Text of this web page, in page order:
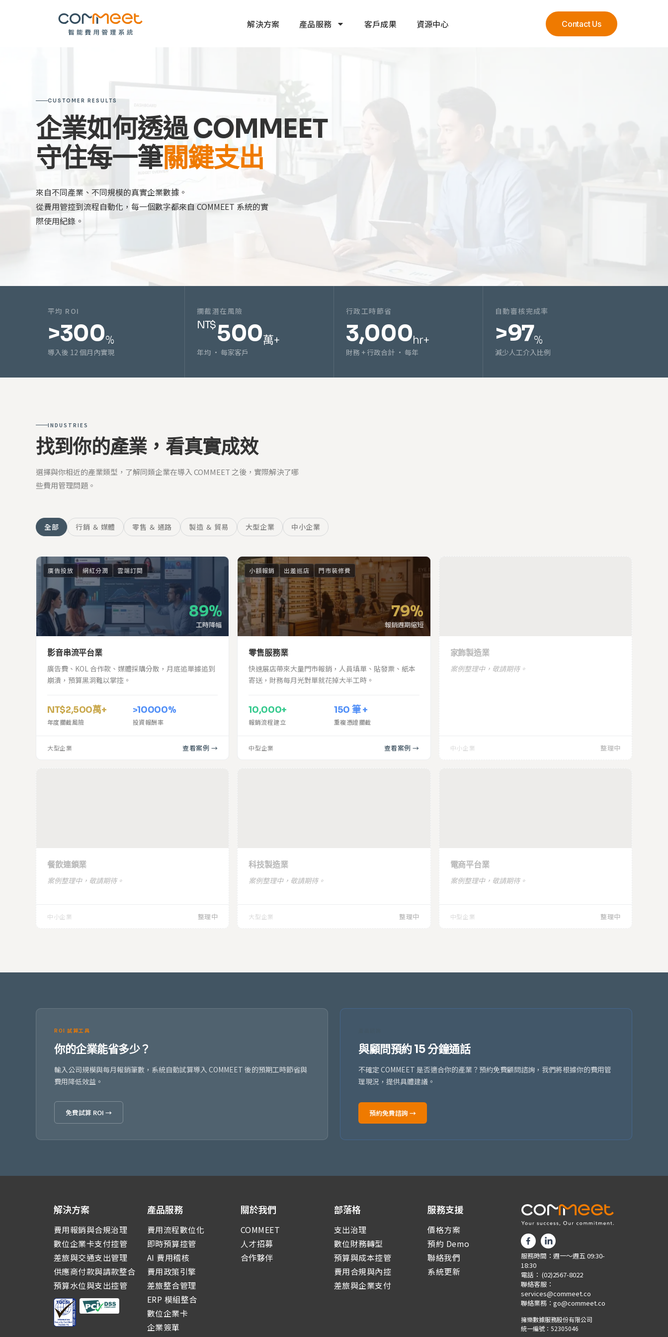
解決方案 產品服務 客戶成果 資源中心 Contact Us
CUSTOMER RESULTS
企業如何透過 COMMEET
守住每一筆關鍵支出
來自不同產業、不同規模的真實企業數據。
從費用管控到流程自動化，每一個數字都來自 COMMEET 系統的實
際使用紀錄。
平均 ROI
>300%
導入後 12 個月內實現
攔截潛在風險
NT$500萬+
年均 · 每家客戶
行政工時節省
3,000hr+
財務 + 行政合計 · 每年
自動審核完成率
>97%
減少人工介入比例
INDUSTRIES
找到你的產業，看真實成效
選擇與你相近的產業類型，了解同類企業在導入 COMMEET 之後，實際解決了哪
些費用管理問題。
全部 行銷 ＆ 媒體 零售 ＆ 通路 製造 ＆ 貿易 大型企業 中小企業
廣告投放 網紅分潤 雲端訂閱
89%
工時降幅
影音串流平台業
廣告費、KOL 合作款、媒體採購分散，月底追單據追到
崩潰，預算黑洞難以掌控。
NT$2,500萬+
年度攔截風險
>10000%
投資報酬率
大型企業 查看案例 →
門市
小額報銷 出差巡店 門市裝修費
79%
報銷週期縮短
零售服務業
快速展店帶來大量門市報銷，人員填單、貼發票、紙本
寄送，財務每月光對單就花掉大半工時。
10,000+
報銷流程建立
150 筆 +
重複憑證攔截
中型企業 查看案例 →
家飾製造業
案例整理中，敬請期待。
中小企業 整理中
餐飲連鎖業
案例整理中，敬請期待。
中小企業 整理中
科技製造業
案例整理中，敬請期待。
大型企業 整理中
電商平台業
案例整理中，敬請期待。
中型企業 整理中
ROI 試算工具
你的企業能省多少？
輸入公司規模與每月報銷筆數，系統自動試算導入 COMMEET 後的預期工時節省與
費用降低效益。
免費試算 ROI →
與顧問預約 15 分鐘通話
不確定 COMMEET 是否適合你的產業？預約免費顧問諮詢，我們將根據你的費用管
理現況，提供具體建議。
預約免費諮詢 →
解決方案
費用報銷與合規治理
數位企業卡支付控管
差旅與交通支出管理
供應商付款與請款整合
預算水位與支出控管
產品服務
費用流程數位化
即時預算控管
AI 費用稽核
費用政策引擎
差旅整合管理
ERP 模組整合
數位企業卡
企業簽單
關於我們
COMMEET
人才招募
合作夥伴
部落格
支出治理
數位財務轉型
預算與成本控管
費用合規與內控
差旅與企業支付
服務支援
價格方案
預約 Demo
聯絡我們
系統更新
服務時間：週一～週五 09:30-
18:30
電話： (02)2567-8022
聯絡客服：
services@commeet.co
聯絡業務：go@commeet.co
擁樂數據服務股份有限公司
統一編號：52305046